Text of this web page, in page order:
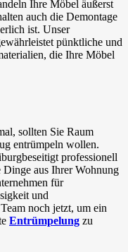
Ihre Möbel äußerst
auch die Demontage
ist. Unser
pünktliche und
die Ihre Möbel
sollten Sie Raum
entrümpeln wollen.
professionell
aus Ihrer Wohnung
für
und
noch jetzt, um ein
Entrümpelung zu